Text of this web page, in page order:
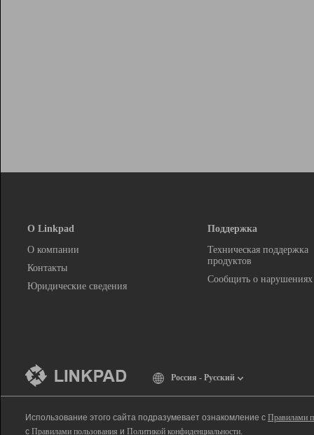
О Linkpad
О компании
Контакты
Юридические сведения
Поддержка
Техническая поддержка
продуктов
Сообщить о нарушениях
Россия - Русский
Использование этого сайта подразумевает ознакомление с Правилами
с Правилами пользования и Политикой конфиденциальности.